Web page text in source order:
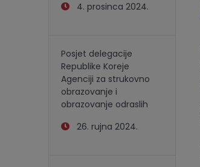
4. prosinca 2024.
Posjet delegacije
Republike Koreje
Agenciji za strukovno
obrazovanje i
obrazovanje odraslih
26. rujna 2024.